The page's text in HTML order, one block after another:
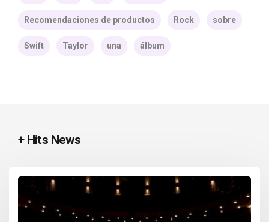
Recomendaciones de productos Rock sobre
Swift Taylor una álbum
+ Hits News